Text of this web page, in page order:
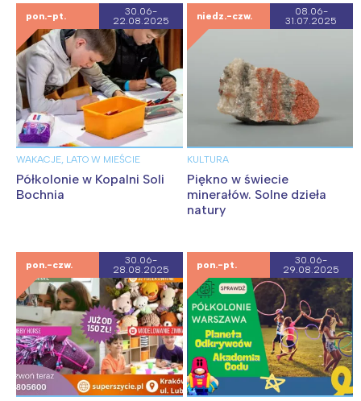
pon.-pt.
30.06-
22.08.2025
WAKACJE, LATO W MIEŚCIE
Półkolonie w Kopalni Soli
Bochnia
niedz.-czw.
08.06-
31.07.2025
KULTURA
Piękno w świecie
minerałów. Solne dzieła
natury
pon.-czw.
30.06-
28.08.2025
pon.-pt.
30.06-
29.08.2025